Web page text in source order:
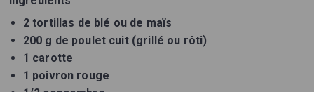
2 tortillas de blé ou de maïs
200 g de poulet cuit (grillé ou rôti)
1 carotte
1 poivron rouge